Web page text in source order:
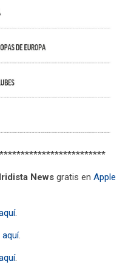
News gratis enApple
.
aquí.
.